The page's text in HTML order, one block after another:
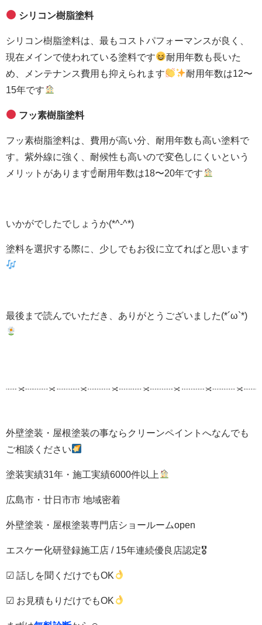
シリコン樹脂塗料
シリコン樹脂塗料は、最もコストパフォーマンスが良く、
現在メインで使われている塗料です
耐用年数も長いた
め、メンテナンス費用も抑えられます
耐用年数は12〜
15年です
フッ素樹脂塗料
フッ素樹脂塗料は、費用が高い分、耐用年数も高い塗料で
す。 紫外線に強く、耐候性も高いので変色しにくいという
メリットがあります☝耐用年数は18〜20年です
いかがでしたでしょうか(*^-^*)
塗料を選択する際に、少しでもお役に立てればと思います
最後まで読んでいただき、ありがとうございました(*´ω`*)
外壁塗装・屋根塗装の事ならクリーンペイントへなんでも
ご相談ください
塗装実績31年・施工実績6000件以上
広島市・廿日市市 地域密着
外壁塗装・屋根塗装専門店ショールームopen
エスケー化研登録施工店 / 15年連続優良店認定🎖
☑ 話しを聞くだけでもOK
☑ お見積もりだけでもOK